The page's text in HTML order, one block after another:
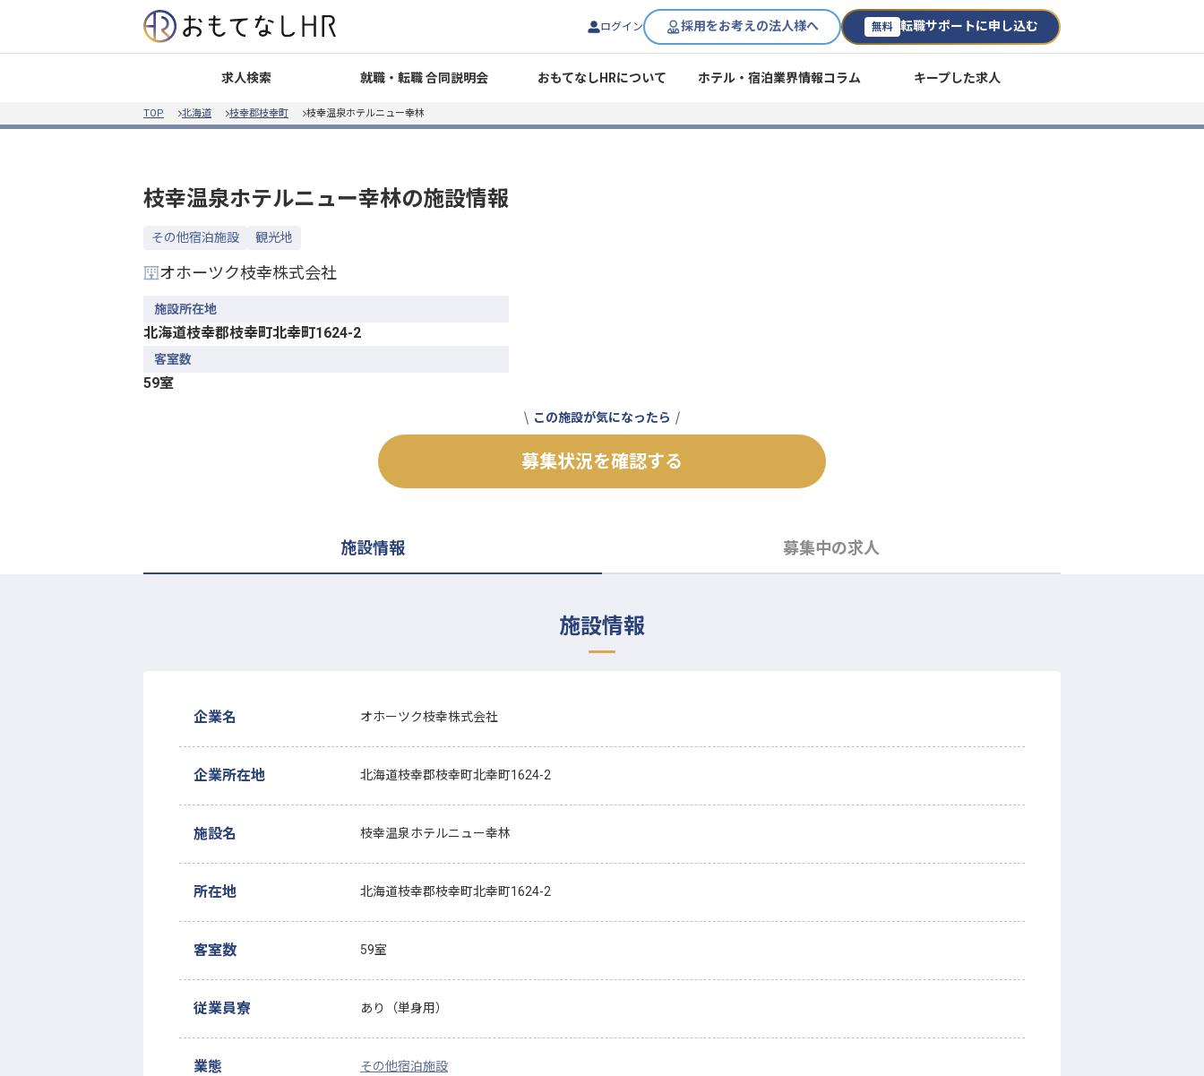
ログイン 採用をお考えの法人様へ 無料 転職サポートに申し込む
求人検索 就職・転職 合同説明会 おもてなしHRについて ホテル・宿泊業界情報コラム キープした求人
TOP 北海道 枝幸郡枝幸町 枝幸温泉ホテルニュー幸林
枝幸温泉ホテルニュー幸林の施設情報
その他宿泊施設 観光地
オホーツク枝幸株式会社
施設所在地
北海道枝幸郡枝幸町北幸町1624-2
客室数
59室
この施設が気になったら
募集状況を確認する
施設情報 募集中の求人
施設情報
企業名 オホーツク枝幸株式会社
企業所在地 北海道枝幸郡枝幸町北幸町1624-2
施設名 枝幸温泉ホテルニュー幸林
所在地 北海道枝幸郡枝幸町北幸町1624-2
客室数 59室
従業員寮 あり（単身用）
業態 その他宿泊施設